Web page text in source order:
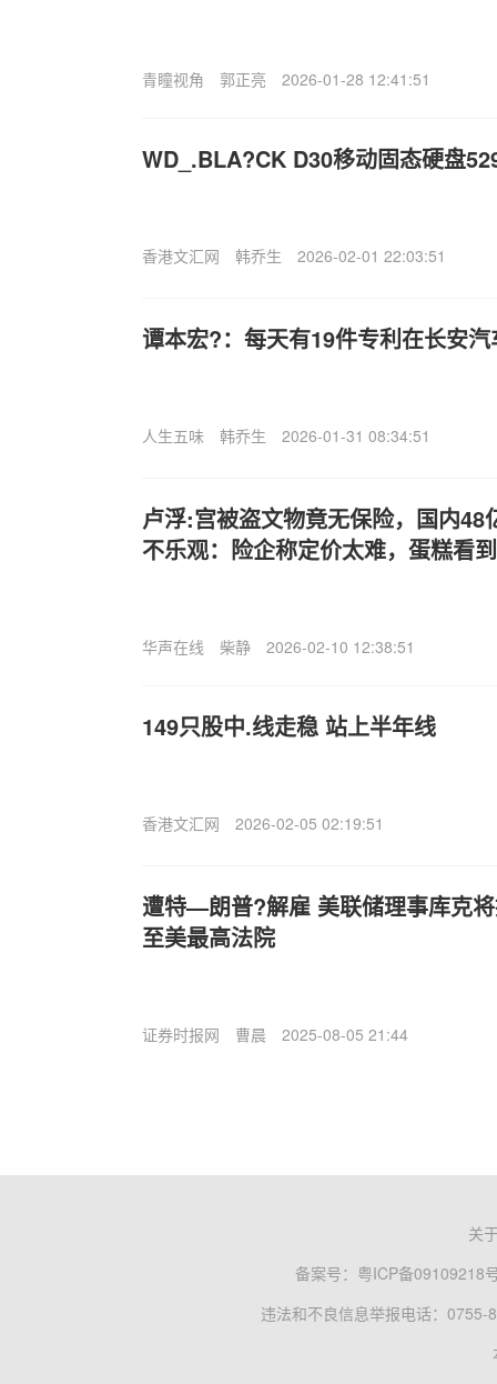
青瞳视角 郭正亮 2026-01-28 12:41:51
WD_.BLA?CK D30移动固态硬盘
香港文汇网 韩乔生 2026-02-01 22:03:51
谭本宏?：每天有19件专利在长安
人生五味 韩乔生 2026-01-31 08:34:51
卢浮:宫被盗文物竟无保险，国内48
不乐观：险企称定价太难，蛋糕看
华声在线 柴静 2026-02-10 12:38:51
149只股中.线走稳 站上半年线
香港文汇网 2026-02-05 02:19:51
遭特—朗普?解雇 美联储理事库克
至美最高法院
证券时报网 曹晨 2025-08-05 21:44
关
备案号： 粤ICP备09109218
违法和不良信息举报电话：0755-